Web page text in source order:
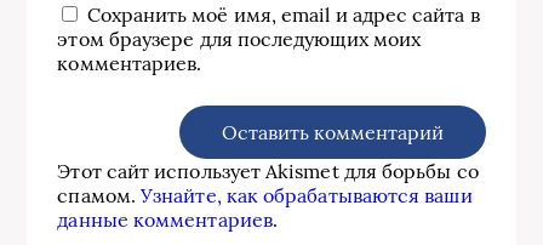
Сохранить моё имя, email и адрес сайта в
этом браузере для последующих моих
комментариев.
Этот сайт использует Akismet для борьбы со
спамом.Узнайте, как обрабатываются ваши
данные комментариев.